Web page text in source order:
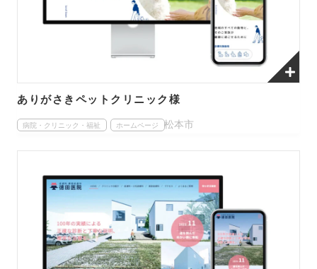
ありがさきペットクリニック様
病院・クリニック・福祉 ホームページ 松本市